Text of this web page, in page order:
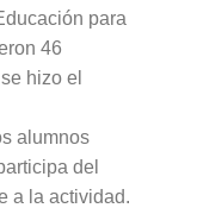
para
46
hizo el
alumnos
del
a la actividad.